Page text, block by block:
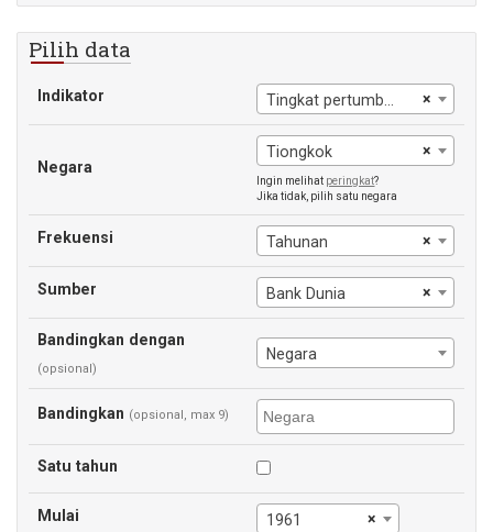
Pilih data
Indikator ×
Tingkat pertumbuhan PDB
Negara
×
Tiongkok
Ingin melihat peringkat?
Jika tidak, pilih satu negara
Frekuensi ×
Tahunan
Sumber ×
Bank Dunia
Bandingkan dengan
(opsional)
Negara
Bandingkan (opsional, max 9)
Satu tahun
Mulai ×
1961